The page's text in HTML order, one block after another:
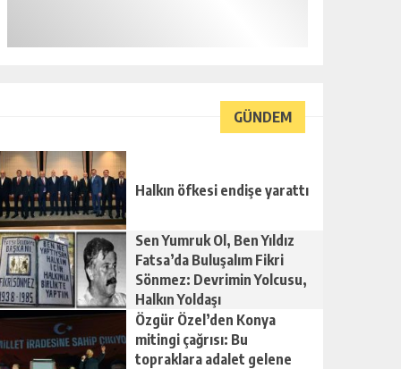
GÜNDEM
Halkın öfkesi endişe yarattı
Sen Yumruk Ol, Ben Yıldız
Fatsa’da Buluşalım Fikri
Sönmez: Devrimin Yolcusu,
Halkın Yoldaşı
Özgür Özel’den Konya
mitingi çağrısı: Bu
topraklara adalet gelene